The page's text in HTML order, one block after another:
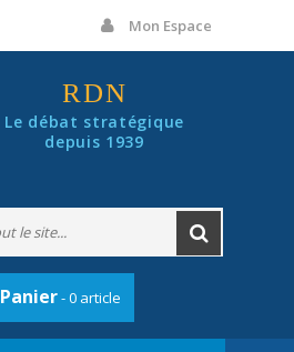
Mon Espace
RDN
Le débat stratégique
depuis 1939
Panier- 0 article